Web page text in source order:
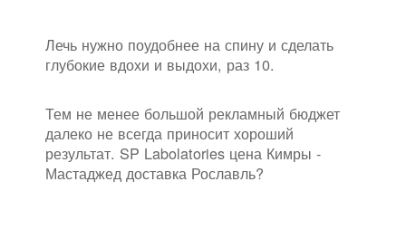
Лечь нужно поудобнее на спину и сделать
глубокие вдохи и выдохи, раз 10.
Тем не менее большой рекламный бюджет
далеко не всегда приносит хороший
результат. SP Labolatories цена Кимры -
Мастаджед доставка Рославль?